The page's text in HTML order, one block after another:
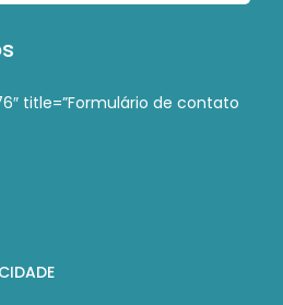
title=”Formulário de contato